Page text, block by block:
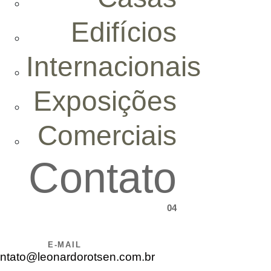
Edifícios
Internacionais
Exposições
Comerciais
Contato
04
E-MAIL